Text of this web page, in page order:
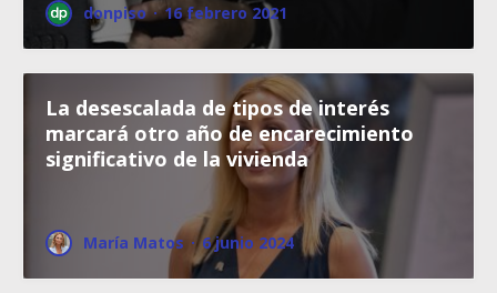
donpiso · 16 febrero 2021
La desescalada de tipos de interés
marcará otro año de encarecimiento
significativo de la vivienda
María Matos · 6 junio 2024